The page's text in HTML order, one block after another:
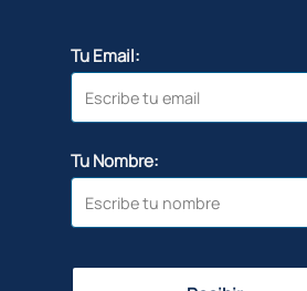
Tu Email:
Tu Nombre: